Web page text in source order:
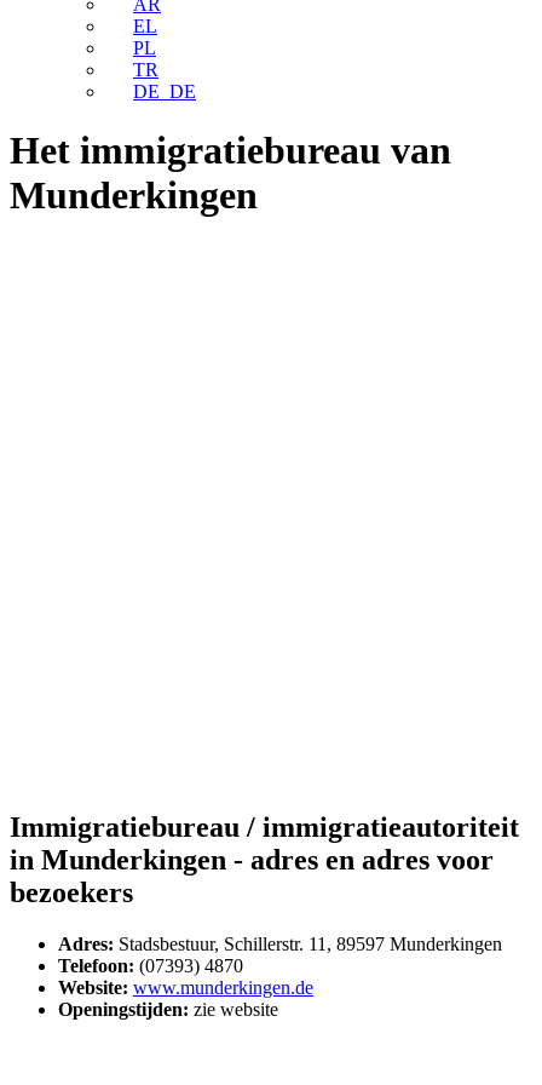
AR
EL
PL
TR
DE_DE
Het immigratiebureau van
Munderkingen
Immigratiebureau / immigratieautoriteit
in Munderkingen - adres en adres voor
bezoekers
Adres: Stadsbestuur, Schillerstr. 11, 89597 Munderkingen
Telefoon: (07393) 4870
Website: www.munderkingen.de
Openingstijden: zie website